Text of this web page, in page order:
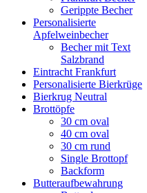
Gerippte Becher
Personalisierte
Apfelweinbecher
Becher mit Text
Salzbrand
Eintracht Frankfurt
Personalisierte Bierkrüge
Bierkrug Neutral
Brottöpfe
30 cm oval
40 cm oval
30 cm rund
Single Brottopf
Backform
Butteraufbewahrung